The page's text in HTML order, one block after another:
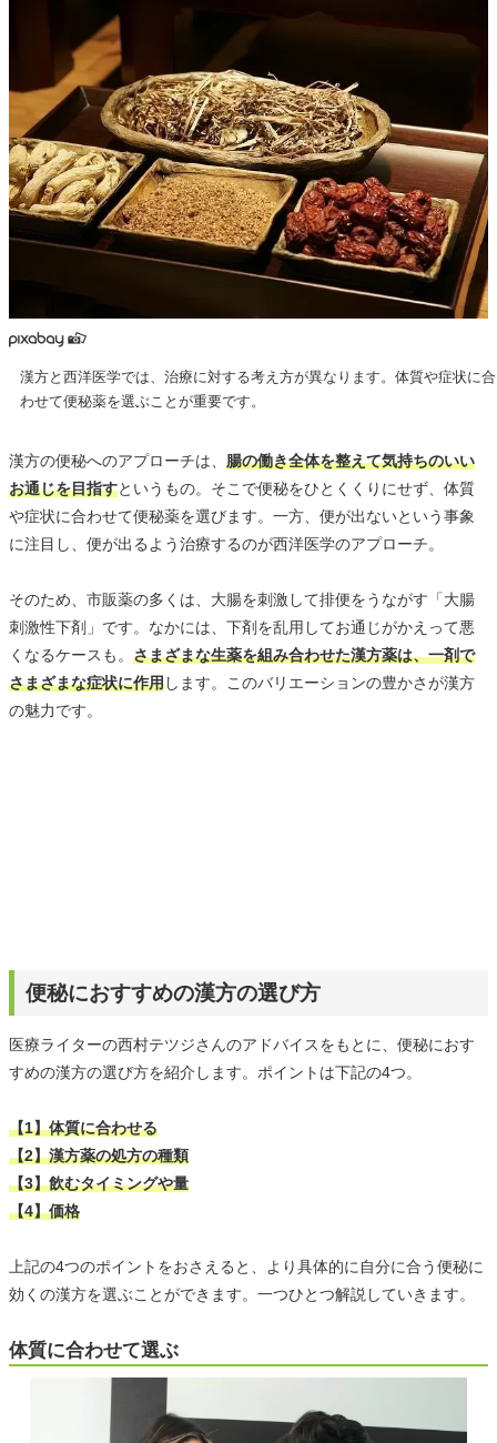
漢方と西洋医学では、治療に対する考え方が異なります。体質や症状に合
わせて便秘薬を選ぶことが重要です。
漢方の便秘へのアプローチは、 腸の働き全体を整えて気持ちのいい
お通じを目指すというもの。そこで便秘をひとくくりにせず、体質
や症状に合わせて便秘薬を選びます。一方、便が出ないという事象
に注目し、便が出るよう治療するのが西洋医学のアプローチ。
そのため、市販薬の多くは、大腸を刺激して排便をうながす「大腸
刺激性下剤」です。なかには、下剤を乱用してお通じがかえって悪
くなるケースも。 さまざまな生薬を組み合わせた漢方薬は、一剤で
さまざまな症状に作用します。このバリエーションの豊かさが漢方
の魅力です。
便秘におすすめの漢方の選び方
医療ライターの西村テツジさんのアドバイスをもとに、便秘におす
すめの漢方の選び方を紹介します。ポイントは下記の4つ。
【1】体質に合わせる
【2】漢方薬の処方の種類
【3】飲むタイミングや量
【4】価格
上記の4つのポイントをおさえると、より具体的に自分に合う便秘に
効くの漢方を選ぶことができます。一つひとつ解説していきます。
体質に合わせて選ぶ